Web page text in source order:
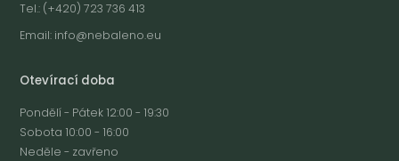
Tel.: (+420) 723 736 413
Email: info@nebaleno.eu
Otevírací doba
Pondělí - Pátek 12:00 - 19:30
Sobota 10:00 - 16:00
Neděle - zavřeno